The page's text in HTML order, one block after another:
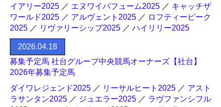
イアリー2025 ／ エヌワイパフューム2025 ／ キャッチザ
ワールド2025 ／ アルヴェント2025 ／ ロフティーピーク
2025 ／ リヴァリーシップ2025 ／ ハイリリー2025
2026.04.18
募集予定馬 社台グループ中央競馬オーナーズ【社台】
2026年募集予定馬
ダイワレジェンド2025 ／ リーサルヒート2025 ／ アスト
ラサンタン2025 ／ ジュエラー2025 ／ ラヴファンシフル